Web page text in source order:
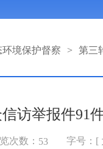
境保护督察 > 第三
访举报件91
次数： 53 字号：[